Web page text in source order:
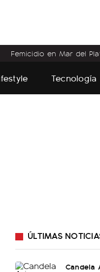
Femicidio en Mar del
Tecnología
ÚLTIMAS
Candela